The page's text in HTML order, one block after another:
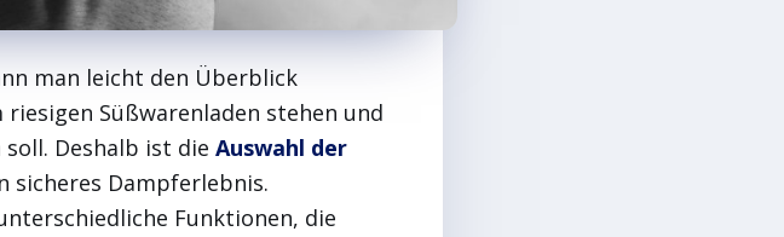
man leicht den Überblick
Süßwarenladen stehen und
Deshalb ist die Auswahl der
sicheres Dampferlebnis.
Funktionen, die